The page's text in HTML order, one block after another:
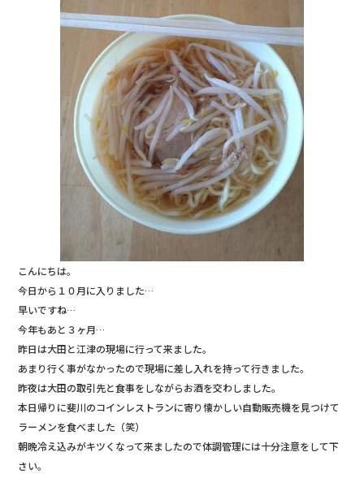
こんにちは。
今日から１０月に入りました…
早いですね…
今年もあと３ヶ月…
昨日は大田と江津の現場に行って来ました。
あまり行く事がなかったので現場に差し入れを持って行きました。
昨夜は大田の取引先と食事をしながらお酒を交わしました。
本日帰りに斐川のコインレストランに寄り懐かしい自動販売機を見つけて
ラーメンを食べました（笑）
朝晩冷え込みがキツくなって来ましたので体調管理には十分注意をして下
さい。